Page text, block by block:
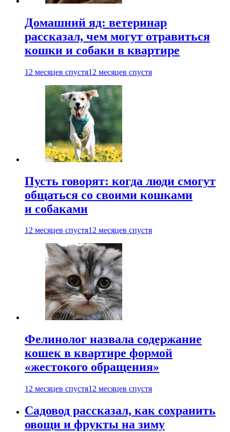
Домашний яд: ветеринар
рассказал, чем могут отравиться
кошки и собаки в квартире
12 месяцев спустя12 месяцев спустя
Пусть говорят: когда люди смогут
общаться со своими кошками
и собаками
12 месяцев спустя12 месяцев спустя
Фелинолог назвала содержание
кошек в квартире формой
«жестокого обращения»
12 месяцев спустя12 месяцев спустя
Садовод рассказал, как сохранить
овощи и фрукты на зиму